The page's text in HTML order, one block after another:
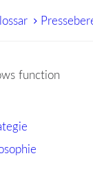
function